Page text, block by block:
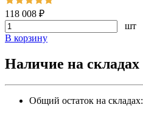
118 008 ₽
шт
В корзину
Наличие на складах
Общий остаток на складах: